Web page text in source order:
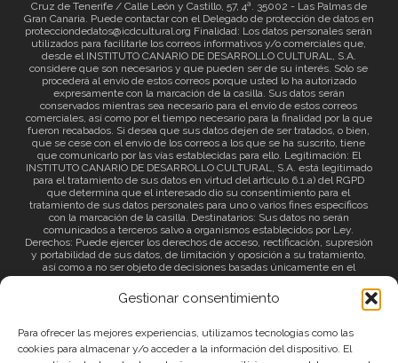
Gestionar consentimiento
Para ofrecer las mejores experiencias, utilizamos tecnologías como las
cookies para almacenar y/o acceder a la información del dispositivo. El
Cruz de Tenerife / Calle León y Castillo, 57, 4ª. 35002 - Las Palmas de
Gran Canaria. Puede contactar con el Delegado de protección de datos en
protecciondedatos@icdcultural.org Finalidad: Los datos personales serán
utilizados para facilitarle los correos informativos y/o comerciales que,
desde el INSTITUTO CANARIO DE DESARROLLO CULTURAL, S.A.
considere que son necesarios y que pueden ser de su interés. Solo se
procederá al envío de estos correos porque usted lo ha autorizado
expresamente con la marcación de la casilla. Sus datos serán
conservados mientras sea necesario para el envío de estos correos
comerciales, así como por el tiempo necesario para la finalidad por la que
fueron recabados. Si desea que sus datos dejen de ser tratados, o bien,
que se cese con el envío de los correos a los que se ha suscrito, tiene
que comunicarlo por las vías establecidas para ello. Legitimación: El
INSTITUTO CANARIO DE DESARROLLO CULTURAL, S.A. está legitimado
para el tratamiento de sus datos en virtud del artículo 6.1.a) del RGPD
que determina que el interesado dio su consentimiento para el
tratamiento de sus datos personales para uno o varios fines específicos
con la marcación de la casilla. Destinatarios: Sus datos no serán
comunicados a terceros salvo a organismos establecidos por Ley.
Derechos: Puede ejercer los derechos de acceso, rectificación, supresión
y portabilidad de sus datos, de limitación y oposición a su tratamiento,
así como a no ser objeto de decisiones basadas únicamente en el
tratamiento automatizado de sus datos y revocar el consentimiento
prestado. Información adicional: Puede consultar la información adicional
a través del siguienteenlace.